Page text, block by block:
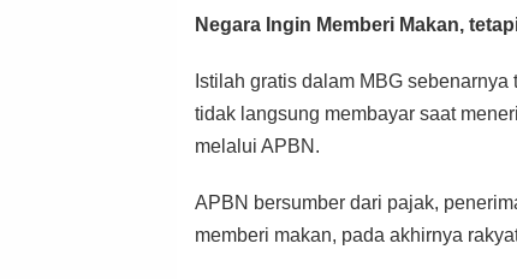
Negara Ingin Memberi Makan,
Istilah gratis dalam MBG
tidak langsung membayar saat
melalui APBN.
APBN bersumber dari pajak,
memberi makan, pada akhirnya